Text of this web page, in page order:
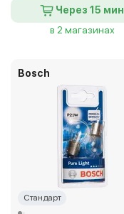
Через 15 мин
в 2 магазинах
Bosch
Стандарт